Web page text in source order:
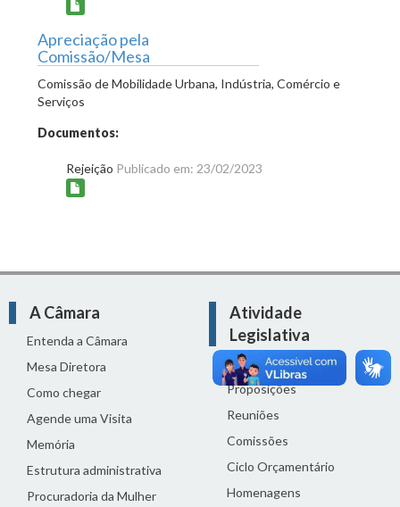
Apreciação pela
Comissão/Mesa
Comissão de Mobilidade Urbana, Indústria, Comércio e
Serviços
Documentos:
Rejeição Publicado em: 23/02/2023
A Câmara
Entenda a Câmara
Mesa Diretora
Como chegar
Agende uma Visita
Memória
Estrutura administrativa
Procuradoria da Mulher
Atividade
Legislativa
Legislação
Proposições
Reuniões
Comissões
Ciclo Orçamentário
Homenagens